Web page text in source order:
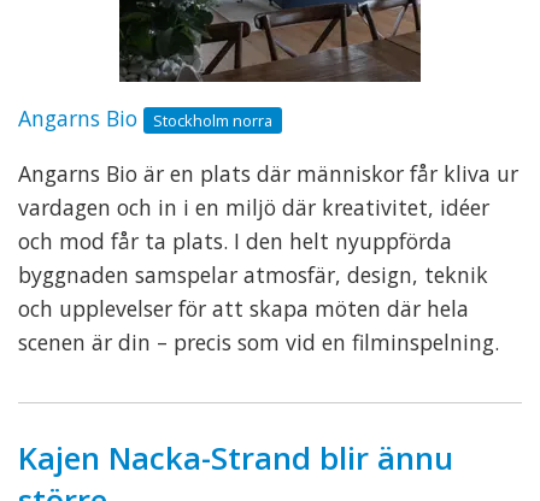
Angarns Bio Stockholm norra
Angarns Bio är en plats där människor får kliva ur
vardagen och in i en miljö där kreativitet, idéer
och mod får ta plats. I den helt nyuppförda
byggnaden samspelar atmosfär, design, teknik
och upplevelser för att skapa möten där hela
scenen är din – precis som vid en filminspelning.
Kajen Nacka-Strand blir ännu